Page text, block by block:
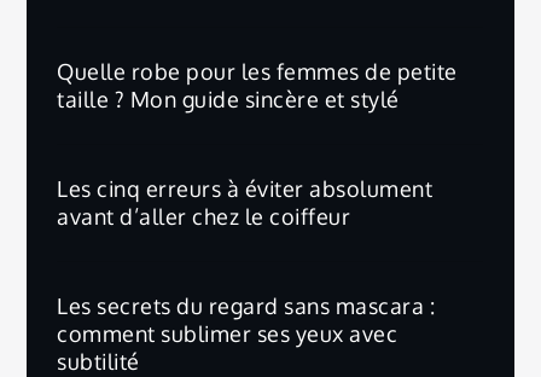
Quelle robe pour les femmes de petite
taille ? Mon guide sincère et stylé
Les cinq erreurs à éviter absolument
avant d’aller chez le coiffeur
Les secrets du regard sans mascara :
comment sublimer ses yeux avec
subtilité